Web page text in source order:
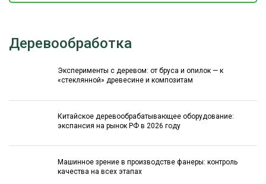
Деревообработка
Эксперименты с деревом: от бруса и опилок — к
«стеклянной» древесине и композитам
Китайское деревообрабатывающее оборудование:
экспансия на рынок РФ в 2026 году
Машинное зрение в производстве фанеры: контроль
качества на всех этапах